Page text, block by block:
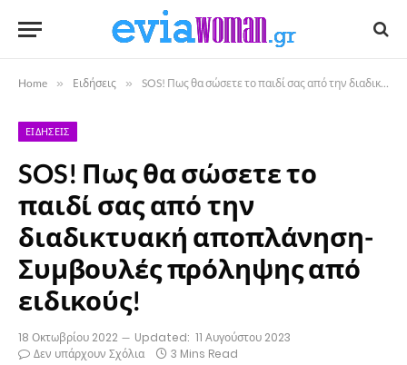
Home » Ειδήσεις » SOS! Πως θα σώσετε το παιδί σας από την διαδικτυακή αποπλάνηση- Συμβουλές πρόληψης από ειδικούς!
ΕΙΔΉΣΕΙΣ
SOS! Πως θα σώσετε το
παιδί σας από την
διαδικτυακή αποπλάνηση-
Συμβουλές πρόληψης από
ειδικούς!
18 Οκτωβρίου 2022 Updated: 11 Αυγούστου 2023
Δεν υπάρχουν Σχόλια
3 Mins Read